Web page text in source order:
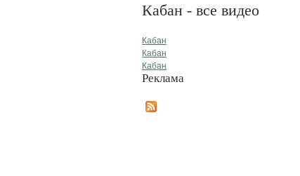
Кабан - все видео
Кабан
Кабан
Кабан
Реклама